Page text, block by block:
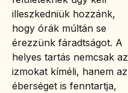
illeszkedniük hozzánk,
hogy órák múltán se
érezzünk fáradtságot. A
helyes tartás nemcsak az
izmokat kíméli, hanem az
éberséget is fenntartja,